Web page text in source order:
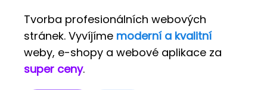
Tvorba profesionálních webových
stránek. Vyvíjíme moderní a kvalitní
weby, e-shopy a webové aplikace za
super ceny.